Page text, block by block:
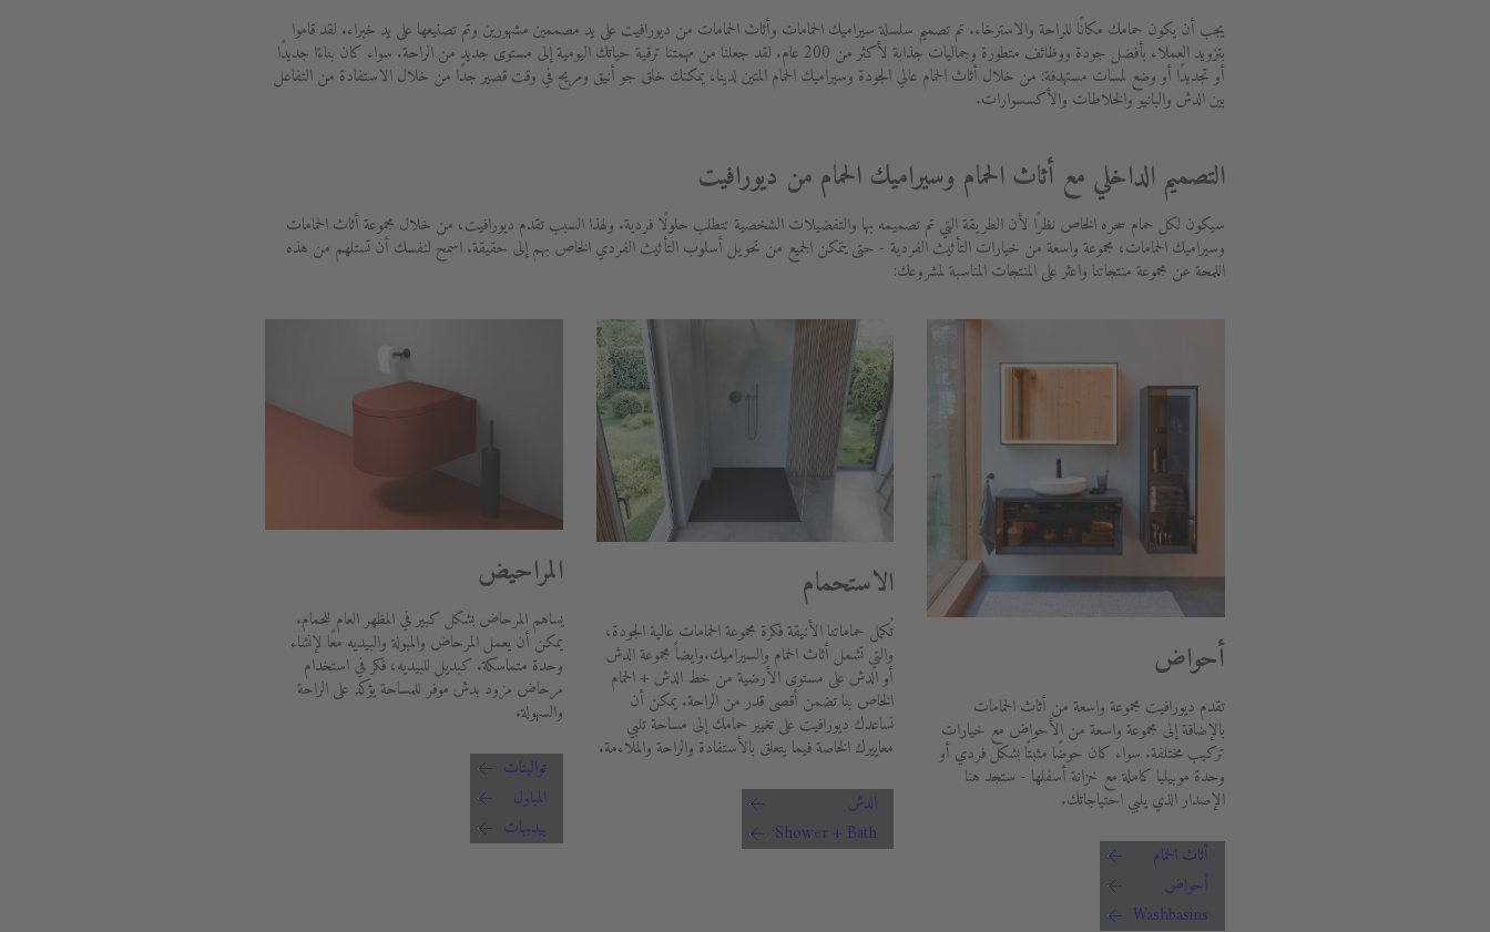
يجب أن يكون حمامك مكانًا للراحة والاسترخاء. تم تصميم سلسلة سيراميك الحمامات وأثاث الحمامات من ديورافيت على يد مصممين مشهورين وتم تصنيعها على يد خبراء. لقد قاموا
بتزويد العملاء بأفضل جودة ووظائف متطورة وجماليات جذابة لأكثر من 200 عام. لقد جعلنا من مهمتنا ترقية حياتك اليومية إلى مستوى جديد من الراحة. سواء كان بناءًا جديدًا
أو تجديدًا أو وضع لمسات مستهدفة: من خلال أثاث الحمام عالي الجودة وسيراميك الحمام المتين لدينا، يمكنك خلق جو أنيق ومريح في وقت قصير جدًا من خلال الاستفادة من التفاعل
بين الدش والبانيو والخلاطات والأكسسوارات.
التصميم الداخلي مع أثاث الحمام وسيراميك الحمام من ديورافيت
سيكون لكل حمام سحره الخاص نظرًا لأن الطريقة التي تم تصميمه بها والتفضيلات الشخصية تتطلب حلولًا فردية. ولهذا السبب تقدم ديورافيت، من خلال مجموعة أثاث الحمامات
وسيراميك الحمامات، مجموعة واسعة من خيارات التأثيث الفردية - حتى يتمكن الجميع من تحويل أسلوب التأثيث الفردي الخاص بهم إلى حقيقة. اسمح لنفسك أن تستلهم من هذه
اللمحة عن مجموعة منتجاتنا واعثر على المنتجات المناسبة لمشروعك:
أحواض
تقدم ديورافيت مجموعة واسعة من أثاث الحمامات
بالإضافة إلى مجموعة واسعة من الأحواض مع خيارات
تركيب مختلفة. سواء كان حوضًا مثبتًا بشكل فردي أو
وحدة موبيليا كاملة مع خزانة أسفلها - ستجد هنا
الإصدار الذي يلبي احتياجاتك.
أثاث الحمام
أحواض
Washbasins
الاستحمام
تُكمل حماماتنا الأنيقة فكرة مجموعة الحمامات عالية الجودة،
والتي تشمل أثاث الحمام والسيراميك.وايضاً مجموعة الدش
أو الدش على مستوى الأرضية من خط الدش + الحمام
الخاص بنا تضمن أقصى قدر من الراحة. يمكن أن
تساعدك ديورافيت على تغيير حمامك إلى مساحة تلبي
معاييرك الخاصة فيما يتعلق بالأستفادة والراحة والملاءمة.
الدش
Shower + Bath
المراحيض
يساهم المرحاض بشكل كبير في المظهر العام للحمام.
يمكن أن يعمل المرحاض والمبولة والبيديه معًا لإنشاء
وحدة متماسكة. كبديل للبيديه، فكر في استخدام
مرحاض مزود بدش موفر للمساحة يؤكد على الراحة
والسهولة.
تواليتات
المباول
بيديهات